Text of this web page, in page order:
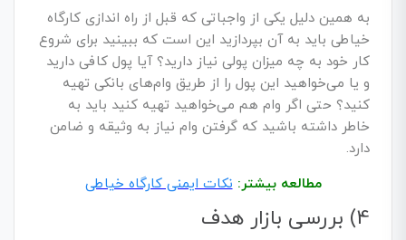
به همین دلیل یکی از واجباتی که قبل از راه اندازی کارگاه
خیاطی باید به آن بپردازید این است که ببینید برای شروع
کار خود به چه میزان پولی نیاز دارید؟ آیا پول کافی دارید
و یا می‌خواهید این پول را از طریق وام‌های بانکی تهیه
کنید؟ حتی اگر وام هم می‌خواهید تهیه کنید باید به
خاطر داشته باشید که گرفتن وام نیاز به وثیقه و ضامن
دارد.
مطالعه بیشتر: نکات ایمنی کارگاه خیاطی
4) بررسی بازار هدف